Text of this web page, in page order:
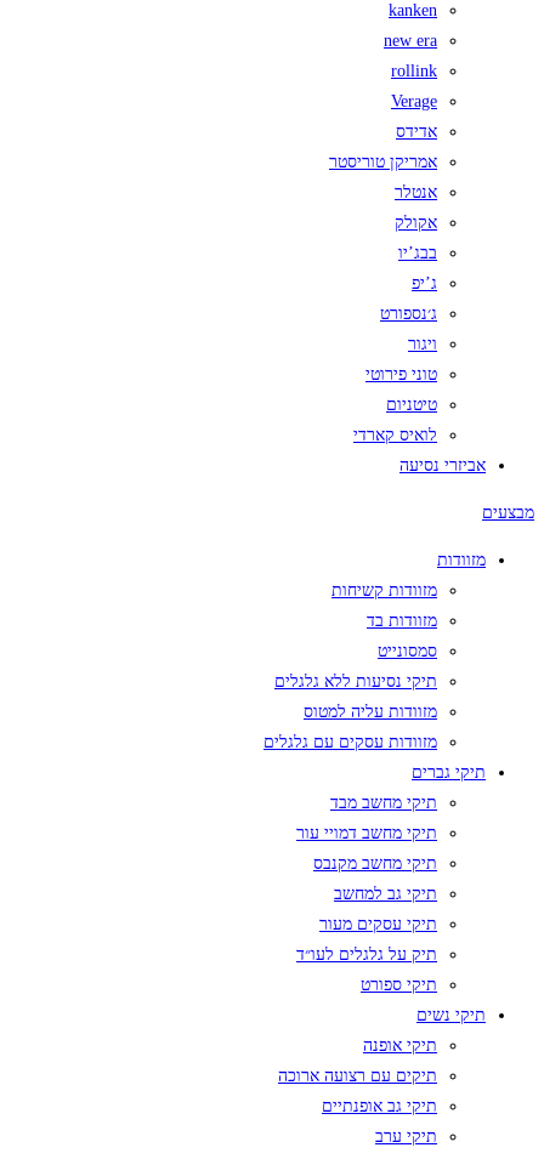
kanken
new era
rollink
Verage
אדידס
אמריקן טוריסטר
אנטלר
אקולק
בבג’יו
ג’יפ
ג׳נספורט
ויגור
טוני פירוטי
טיטניום
לואיס קארדי
אביזרי נסיעה
מבצעים
מזוודות
מזוודות קשיחות
מזוודות בד
סמסונייט
תיקי נסיעות ללא גלגלים
מזוודות עליה למטוס
מזוודות עסקים עם גלגלים
תיקי גברים
תיקי מחשב מבד
תיקי מחשב דמויי עור
תיקי מחשב מקנבס
תיקי גב למחשב
תיקי עסקים מעור
תיק על גלגלים לעו״ד
תיקי ספורט
תיקי נשים
תיקי אופנה
תיקים עם רצועה ארוכה
תיקי גב אופנתיים
תיקי ערב